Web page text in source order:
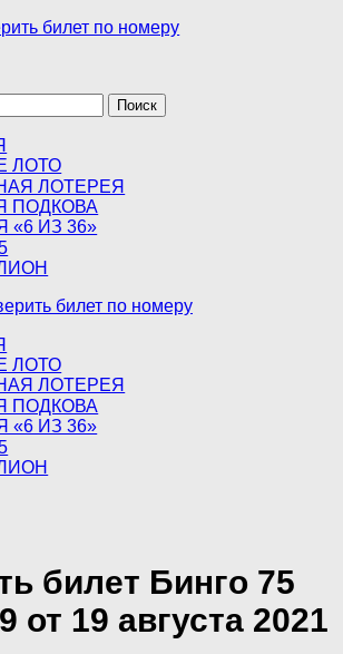
билет по номеру
ЛОТО
ЛОТЕРЕЯ
ПОДКОВА
«6 ИЗ 36»
ЛОТО
ЛОТЕРЕЯ
ПОДКОВА
«6 ИЗ 36»
билет Бинго 75
от 19 августа 2021